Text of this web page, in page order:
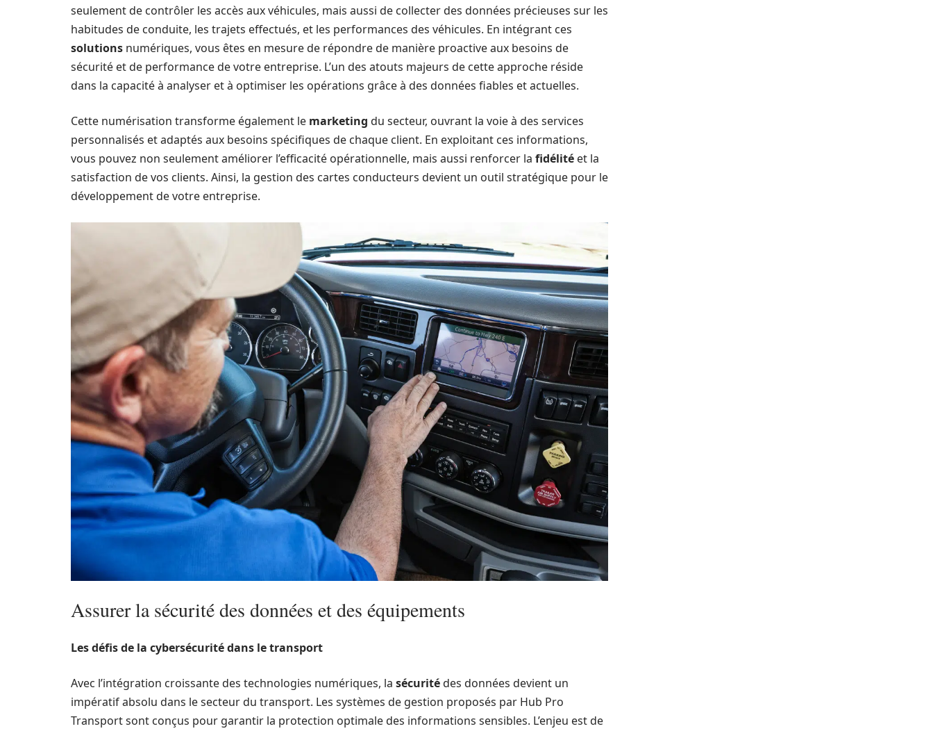
seulement de contrôler les accès aux véhicules, mais aussi de collecter des données précieuses sur les
habitudes de conduite, les trajets effectués, et les performances des véhicules. En intégrant ces
solutions numériques, vous êtes en mesure de répondre de manière proactive aux besoins de
sécurité et de performance de votre entreprise. L’un des atouts majeurs de cette approche réside
dans la capacité à analyser et à optimiser les opérations grâce à des données fiables et actuelles.
Cette numérisation transforme également le marketing du secteur, ouvrant la voie à des services
personnalisés et adaptés aux besoins spécifiques de chaque client. En exploitant ces informations,
vous pouvez non seulement améliorer l’efficacité opérationnelle, mais aussi renforcer la fidélité et la
satisfaction de vos clients. Ainsi, la gestion des cartes conducteurs devient un outil stratégique pour le
développement de votre entreprise.
Assurer la sécurité des données et des équipements
Les défis de la cybersécurité dans le transport
Avec l’intégration croissante des technologies numériques, la sécuritédes données devient un
impératif absolu dans le secteur du transport. Les systèmes de gestion proposés par Hub Pro
Transport sont conçus pour garantir la protection optimale des informations sensibles. L’enjeu est de